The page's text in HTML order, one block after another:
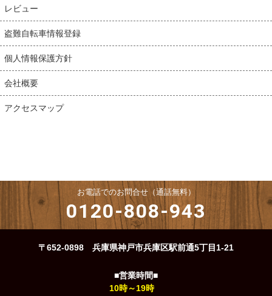
レビュー
盗難自転車情報登録
個人情報保護方針
会社概要
アクセスマップ
お電話でのお問合せ（通話無料）
0120-808-943
〒652-0898 兵庫県神戸市兵庫区駅前通5丁目1-21
■営業時間■
10時～19時